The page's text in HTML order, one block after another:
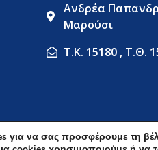
Ανδρέα
Μαρούσι
Τ.Κ. 15180 , Τ.Θ.
για να σας προσφέρουμε τη